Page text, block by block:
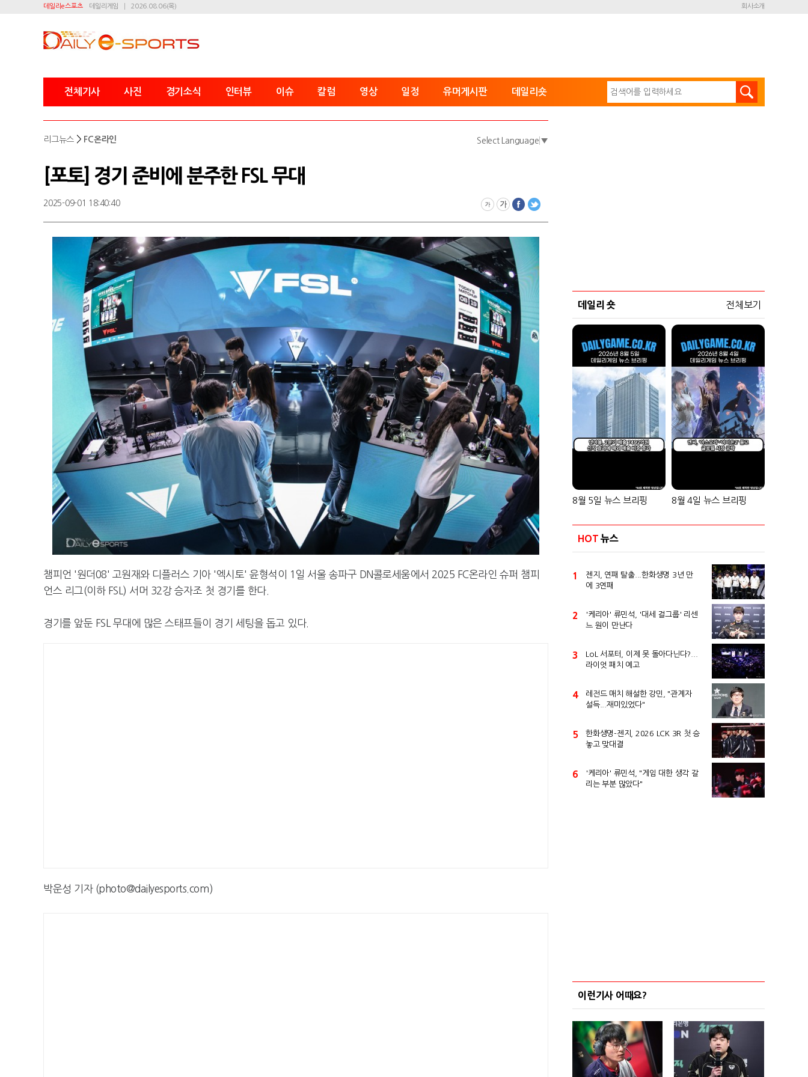
데일리e스포츠 데일리게임 2026.08.06(목) 회사소개
전체기사 사진 경기소식 인터뷰 이슈 칼럼 영상 일정 유머게시판 데일리숏
리그뉴스 > FC온라인 Select Language ▼
[포토] 경기 준비에 분주한 FSL 무대
2025-09-01 18:40:40
챔피언 '원더08' 고원재와 디플러스 기아 '엑시토' 윤형석이 1일 서울 송파구 DN콜로세움에서 2025 FC온라인 슈퍼 챔피
언스 리그(이하 FSL) 서머 32강 승자조 첫 경기를 한다.
경기를 앞둔 FSL 무대에 많은 스태프들이 경기 세팅을 돕고 있다.
박운성 기자 (photo@dailyesports.com)
데일리 숏 전체보기
8월 5일 뉴스 브리핑 8월 4일 뉴스 브리핑
HOT 뉴스
1
젠지, 연패 탈출...한화생명 3년 만
에 3연패
2
'케리아' 류민석, '대세 걸그룹' 리센
느 원이 만난다
3
LoL 서포터, 이제 못 돌아다닌다?...
라이엇 패치 예고
4
레전드 매치 해설한 강민, "관계자
설득...재미있었다"
5
한화생명-젠지, 2026 LCK 3R 첫 승
놓고 맞대결
6
'케리아' 류민석, "게임 대한 생각 갈
리는 부분 많았다"
이런기사 어때요?